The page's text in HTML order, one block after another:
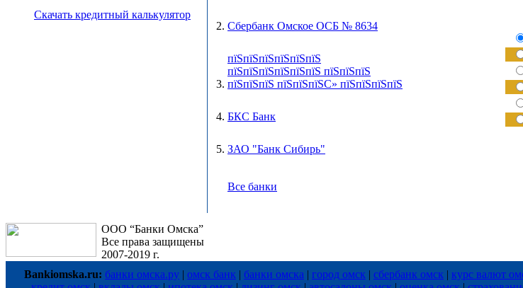
Скачать кредитный калькулятор
2. Сбербанк Омское ОСБ № 8634
3.
пїЅпїЅпїЅпїЅпїЅпїЅ
пїЅпїЅпїЅпїЅпїЅпїЅ пїЅпїЅпїЅ
пїЅпїЅпїЅ пїЅпїЅпїЅС» пїЅпїЅпїЅпїЅ
4. БКС Банк
5. ЗАО "Банк Сибирь"
Все банки
ООО “Банки Омска”
Все права защищены
2007-2019 г.
Bankiomska.ru: банки омска.ру | омск банк | банки омска | город омск | сбербанк омск | курс валют